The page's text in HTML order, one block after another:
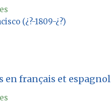
(¿?-1809-¿?)
en français et espagnol